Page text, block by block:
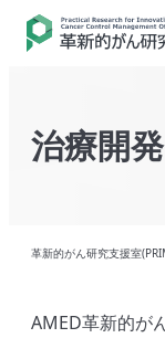
治療開
革新的がん研究支援室
AMED革新的が